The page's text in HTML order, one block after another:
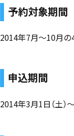
予約対象期間
2014年7月〜10月の
申込期間
2014年3月1日（土）